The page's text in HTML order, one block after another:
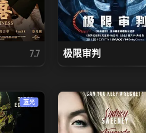
7.7 极限审判
蓝光